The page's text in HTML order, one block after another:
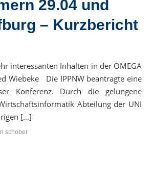
29.04 und
– Kurzbericht
interessanten Inhalten in der OMEGA
Wiebeke Die IPPNW beantragte eine
Konferenz. Durch die gelungene
Abteilung der UNI
[…]
schober